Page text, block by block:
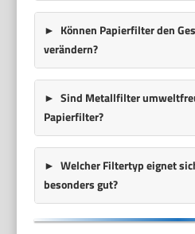
Können Papierfilter den
verändern?
Sind Metallfilter
Papierfilter?
Welcher Filtertyp eignet
besonders gut?